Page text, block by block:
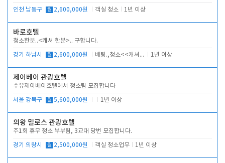
인천 남동구 월 2,600,000원 객실 청소 1년 이상
바로호텔
청소한분..<캐셔 한분>.. 구합니다.
경기 하남시 월 2,600,000원 베팅.,청소<<캐셔 모셔봅니다. 1년 이상
제이베이 관광호텔
수유제이베이호텔에서 청소팀 모집합니다
서울 강북구 월 5,600,000원 1년 이상
의왕 밀로스 관광호텔
주1회 휴무 청소 부부팀, 3교대 당번 모집합니다.
경기 의왕시 월 2,500,000원 객실 청소업무 1년 이상